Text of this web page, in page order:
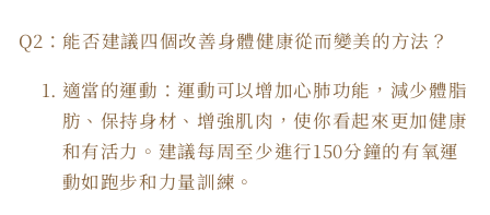
Q2：能否建議四個改善身體健康從而變美的方法？
適當的運動：運動可以增加心肺功能，減少體脂
肪、保持身材、增強肌肉，使你看起來更加健康
和有活力。建議每周至少進行150分鐘的有氧運
動如跑步和力量訓練。